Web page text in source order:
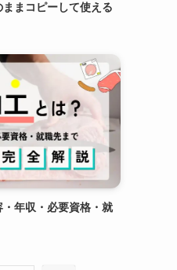
まコピーして使える
年収・必要資格・就